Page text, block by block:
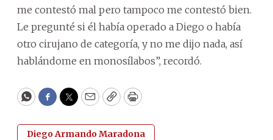
me contestó mal pero tampoco me contestó bien.
Le pregunté si él había operado a Diego o había
otro cirujano de categoría, y no me dijo nada, así
hablándome en monosílabos”, recordó.
WhatsApp
Facebook
Twitter
EmailCopyPrint
Diego Armando Maradona